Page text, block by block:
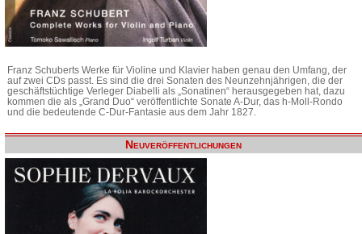
Franz Schuberts Werke für Violine und Klavier haben genau den Umfang, der
auf zwei CDs passt. Es sind die drei Sonaten des Neunzehnjährigen, die der
geschäftstüchtige Verleger Diabelli als „Sonatinen“ herausgegeben hat, dazu
kommen die als „Grand Duo“ veröffentlichte Sonate A-Dur, das h-Moll-Rondo
und die bedeutende C-Dur-Fantasie aus dem Jahr 1827.
Neuveröffentlichungen